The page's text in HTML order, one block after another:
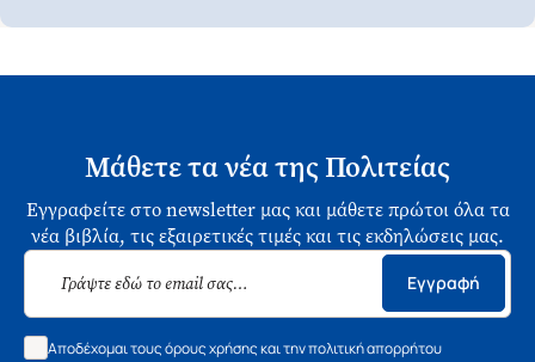
Μάθετε τα νέα της Πολιτείας
Εγγραφείτε στο newsletter μας και μάθετε πρώτοι όλα τα
νέα βιβλία, τις εξαιρετικές τιμές και τις εκδηλώσεις μας.
Εγγραφή
Αποδέχομαι τους όρους χρήσης και την πολιτική απορρήτου